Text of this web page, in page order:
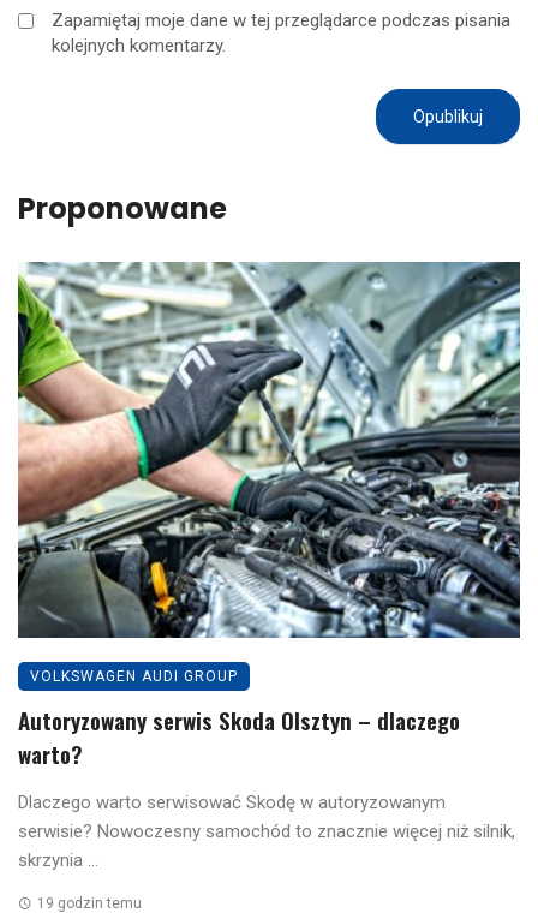
Zapamiętaj moje dane w tej przeglądarce podczas pisania
kolejnych komentarzy.
Proponowane
VOLKSWAGEN AUDI GROUP
Autoryzowany serwis Skoda Olsztyn – dlaczego
warto?
Dlaczego warto serwisować Skodę w autoryzowanym
serwisie? Nowoczesny samochód to znacznie więcej niż silnik,
skrzynia ...
19 godzin temu